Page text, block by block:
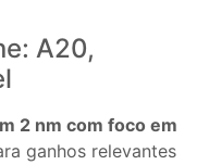
A20,
2 nm com foco em
ganhos relevantes